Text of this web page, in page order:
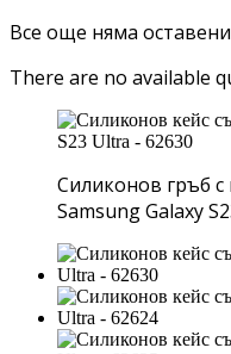
Все още няма
There are no available
Силиконов гръб с
Samsung Galaxy